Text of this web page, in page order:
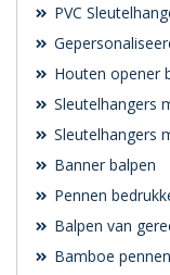
PVC
Houten opener
Sleutelhangers
Sleutelhangers
Banner balpen
Pennen
Balpen van
Bamboe